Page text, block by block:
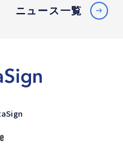
ニュース一覧